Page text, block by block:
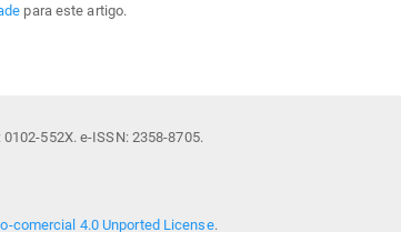
para este artigo.
552X. e-ISSN: 2358-8705.
comercial 4.0 Unported License.